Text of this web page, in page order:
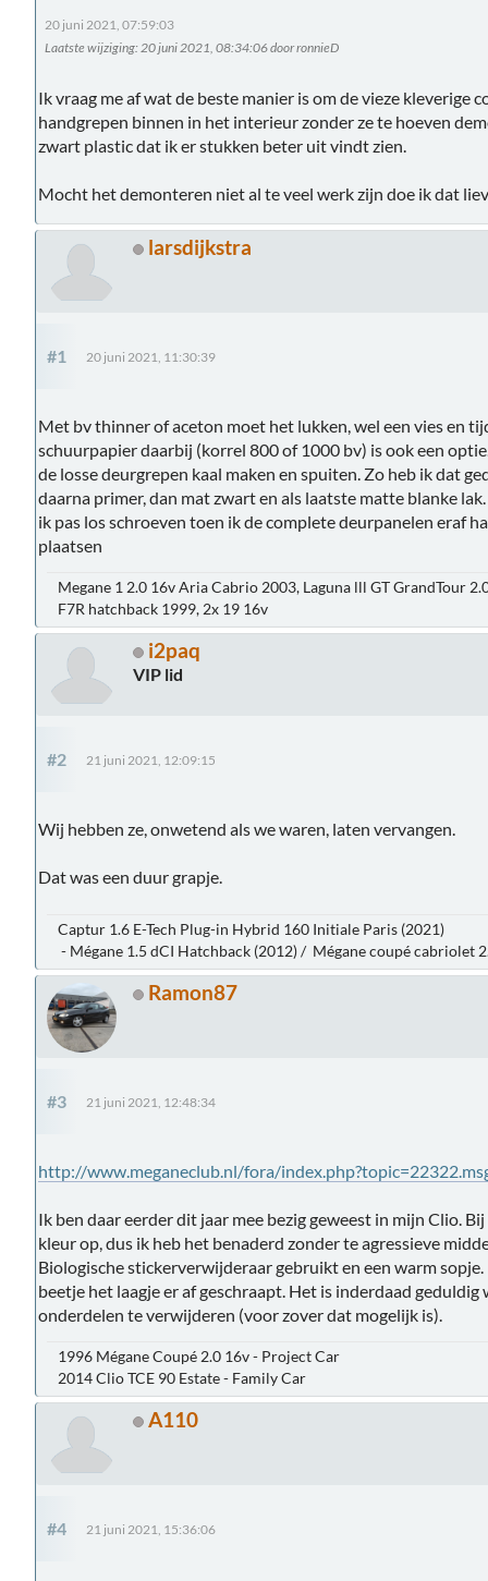
20 juni 2021, 07:59:03
Laatste wijziging: 20 juni 2021, 08:34:06 door ronnieD
Ik vraag me af wat de beste manier is om de vieze kleverige
handgrepen binnen in het interieur zonder ze te hoeven
zwart plastic dat ik er stukken beter uit vindt zien.
Mocht het demonteren niet al te veel werk zijn doe ik dat
larsdijkstra
#1 20 juni 2021, 11:30:39
Met bv thinner of aceton moet het lukken, wel een vies en
schuurpapier daarbij (korrel 800 of 1000 bv) is ook een
de losse deurgrepen kaal maken en spuiten. Zo heb ik dat
daarna primer, dan mat zwart en als laatste matte blanke
ik pas los schroeven toen ik de complete deurpanelen eraf
plaatsen
Megane 1 2.0 16v Aria Cabrio 2003, Laguna lll GT GrandTour
F7R hatchback 1999, 2x 19 16v
i2paq
VIP lid
#2 21 juni 2021, 12:09:15
Wij hebben ze, onwetend als we waren, laten vervangen.
Dat was een duur grapje.
Captur 1.6 E-Tech Plug-in Hybrid 160 Initiale Paris (2021)
- Mégane 1.5 dCI Hatchback (2012) / Mégane coupé cabriolet
Ramon87
#3 21 juni 2021, 12:48:34
http://www.meganeclub.nl/fora/
Ik ben daar eerder dit jaar mee bezig geweest in mijn Clio.
kleur op, dus ik heb het benaderd zonder te agressieve
Biologische stickerverwijderaar gebruikt en een warm
beetje het laagje er af geschraapt. Het is inderdaad
onderdelen te verwijderen (voor zover dat mogelijk is).
1996 Mégane Coupé 2.0 16v - Project Car
2014 Clio TCE 90 Estate - Family Car
A110
#4 21 juni 2021, 15:36:06